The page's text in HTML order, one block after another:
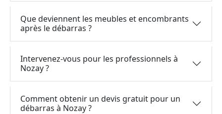
Que deviennent les meubles et encombrants
après le débarras ?
Intervenez-vous pour les professionnels à
Nozay ?
Comment obtenir un devis gratuit pour un
débarras à Nozay ?